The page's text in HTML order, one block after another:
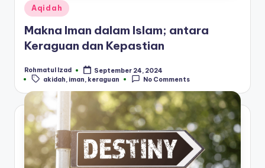
Posted
in
Aqidah
Makna Iman dalam Islam; antara
Keraguan dan Kepastian
Posted
by
Rohmatul Izad September 24, 2024
Tags:
akidah, iman, keraguan No Comments